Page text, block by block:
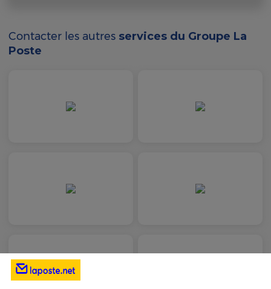
Contacter les autres services du Groupe La
Poste